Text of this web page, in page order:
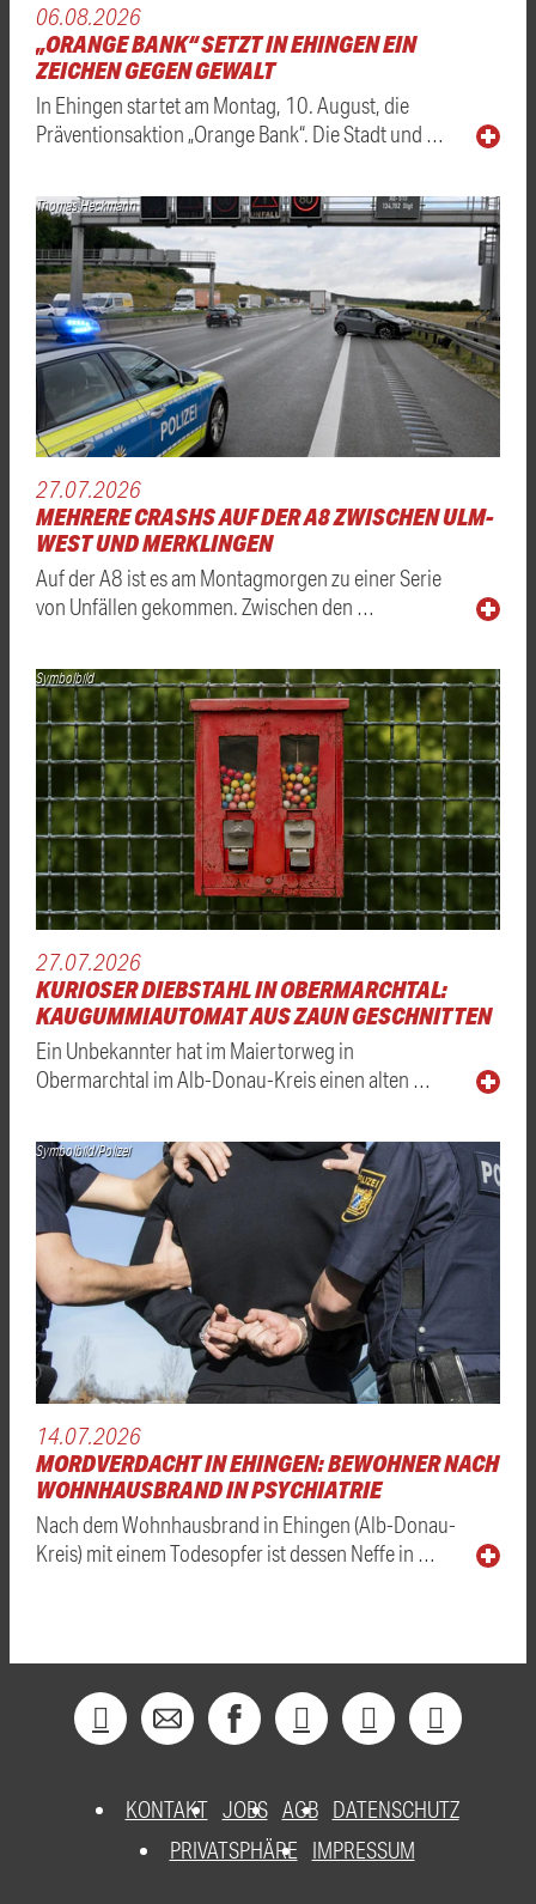
06.08.2026
„ORANGE BANK“ SETZT IN EHINGEN EIN
ZEICHEN GEGEN GEWALT
In Ehingen startet am Montag, 10. August, die
Präventionsaktion „Orange Bank“. Die Stadt und …
Thomas Heckmann
27.07.2026
MEHRERE CRASHS AUF DER A8 ZWISCHEN ULM-
WEST UND MERKLINGEN
Auf der A8 ist es am Montagmorgen zu einer Serie
von Unfällen gekommen. Zwischen den …
Symbolbild
27.07.2026
KURIOSER DIEBSTAHL IN OBERMARCHTAL:
KAUGUMMIAUTOMAT AUS ZAUN GESCHNITTEN
Ein Unbekannter hat im Maiertorweg in
Obermarchtal im Alb-Donau-Kreis einen alten …
Symbolbild/Polizei
14.07.2026
MORDVERDACHT IN EHINGEN: BEWOHNER NACH
WOHNHAUSBRAND IN PSYCHIATRIE
Nach dem Wohnhausbrand in Ehingen (Alb-Donau-
Kreis) mit einem Todesopfer ist dessen Neffe in …
KONTAKT JOBS AGB DATENSCHUTZ
PRIVATSPHÄRE
IMPRESSUM